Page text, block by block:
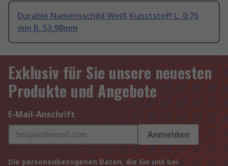
Durable Namensschild Weiß Kunststoff L. 0.76
mm B. 53.98mm
Exklusiv für Sie unsere neuesten
Produkte und Angebote
E-Mail-Anschrift
Anmelden
Die personenbezogenen Daten, die Sie uns bei